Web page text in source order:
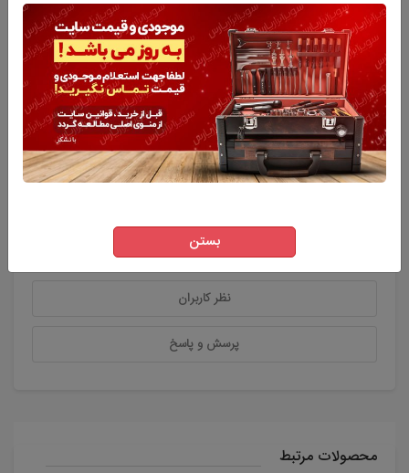
به من خبر بده
ویژگی های اصلی محصول
نظر کاربران
پرسش و پاسخ
محصولات مرتبط
بستن